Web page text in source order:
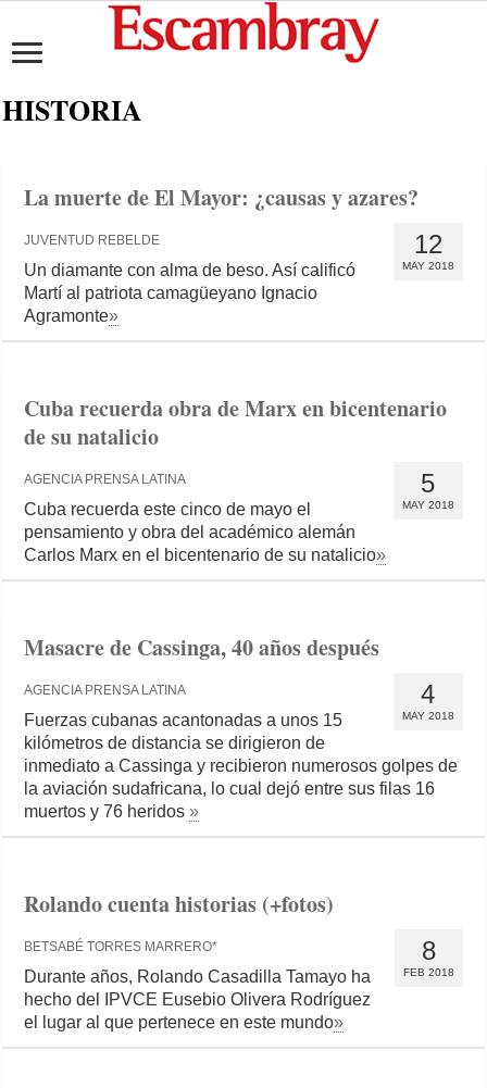
HISTORIA
La muerte de El Mayor: ¿causas y azares?
12
MAY 2018
JUVENTUD REBELDE
Un diamante con alma de beso. Así calificó
Martí al patriota camagüeyano Ignacio
Agramonte»
Cuba recuerda obra de Marx en bicentenario
de su natalicio
5
MAY 2018
AGENCIA PRENSA LATINA
Cuba recuerda este cinco de mayo el
pensamiento y obra del académico alemán
Carlos Marx en el bicentenario de su natalicio»
Masacre de Cassinga, 40 años después
4
MAY 2018
AGENCIA PRENSA LATINA
Fuerzas cubanas acantonadas a unos 15
kilómetros de distancia se dirigieron de
inmediato a Cassinga y recibieron numerosos golpes de
la aviación sudafricana, lo cual dejó entre sus filas 16
muertos y 76 heridos»
Rolando cuenta historias (+fotos)
8
FEB 2018
BETSABÉ TORRES MARRERO*
Durante años, Rolando Casadilla Tamayo ha
hecho del IPVCE Eusebio Olivera Rodríguez
el lugar al que pertenece en este mundo»